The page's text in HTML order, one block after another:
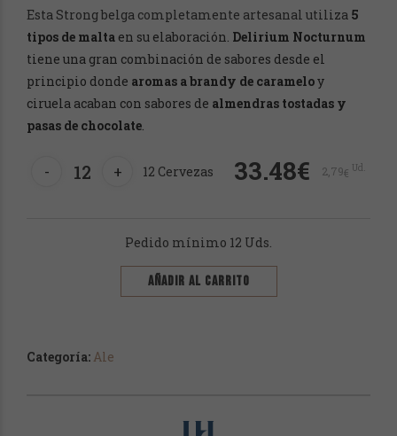
Esta Strong belga completamente artesanal utiliza 5
tipos de malta en su elaboración. Delirium Nocturnum
tiene una gran combinación de sabores desde el
principio donde aromas a brandy de carameloy
ciruela acaban con sabores de almendras tostadas y
pasas de chocolate.
- Nocturnum
+ 12 Cervezas 33.48€ 2,79€ Ud.
Pedido mínimo 12 Uds.
AÑADIR AL CARRITO
Categoría: Ale